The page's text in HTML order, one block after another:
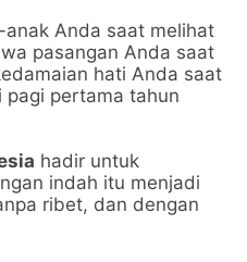
anak Anda saat melihat
pasangan Anda saat
hati Anda saat
pagi pertama tahun
hadir untuk
indah itu menjadi
ribet, dan dengan